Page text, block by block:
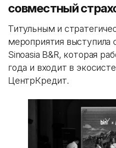
совместный
Титульным и
мероприятия выступила
Sinoasia B&R, которая
года и входит в
ЦентрКредит.